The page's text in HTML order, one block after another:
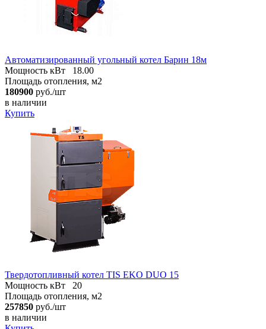
Автоматизированный угольный котел Барин 18м
Мощность кВт
18.00
Площадь отопления, м2
180900 руб./шт
в наличии
Купить
Твердотопливный котел TIS EKO DUO 15
Мощность кВт
20
Площадь отопления, м2
257850 руб./шт
в наличии